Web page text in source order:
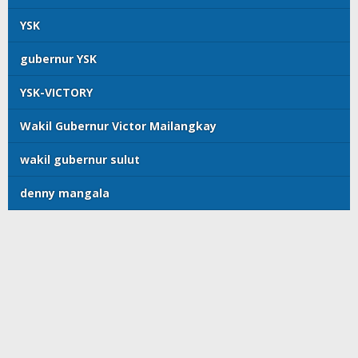
YSK
gubernur YSK
YSK-VICTORY
Wakil Gubernur Victor Mailangkay
wakil gubernur sulut
denny mangala